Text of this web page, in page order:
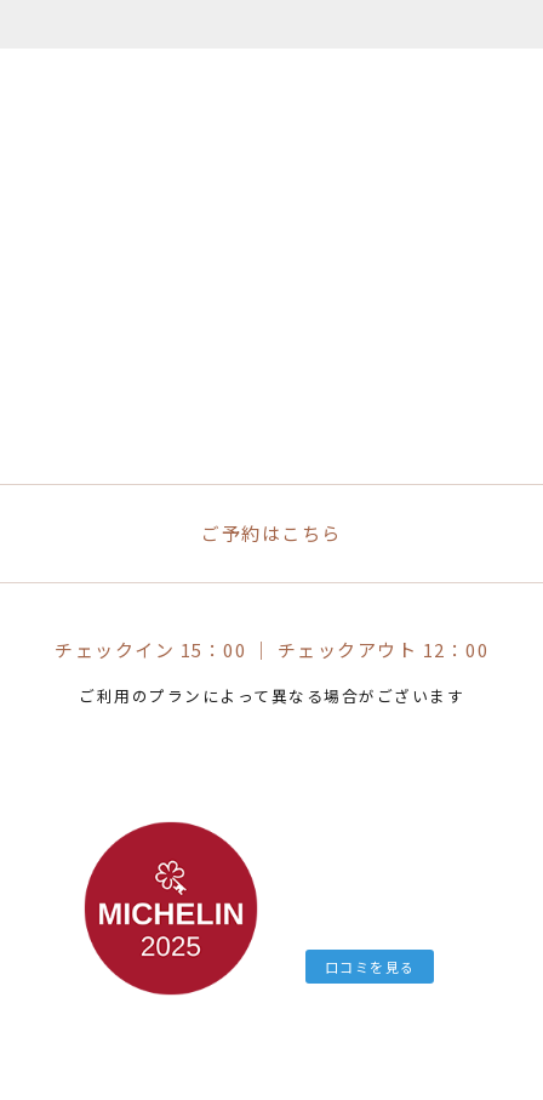
ご予約はこちら
チェックイン 15：00 ｜ チェックアウト 12：00
ご利用のプランによって異なる場合がございます
口コミを見る